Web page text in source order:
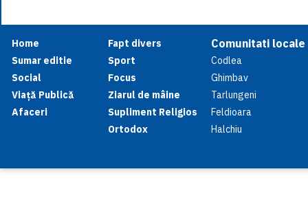
Home
Sumar editie
Social
Viață Publică
Afaceri
Fapt divers
Sport
Focus
Ziarul de mâine
Supliment Religios
Ortodox
Comunitati locale
Codlea
Ghimbav
Tarlungeni
Feldioara
Halchiu